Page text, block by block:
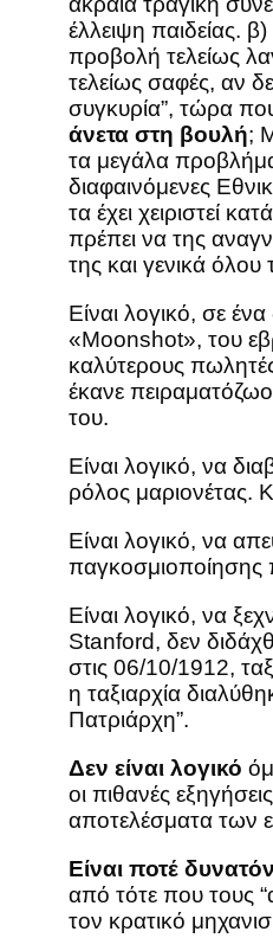
έλλειψη παιδείας.
προβολή τελείως
τελείως σαφές, αν
συγκυρία”, τώρα
άνετα στη βουλή;
τα μεγάλα
διαφαινόμενες
τα έχει χειριστεί
πρέπει να της
της και γενικά
Είναι λογικό, σε
«Moonshot», του
καλύτερους
έκανε
του.
Είναι λογικό, να
ρόλος μαριονέτας.
Είναι λογικό, να
παγκοσμιοποίησης
Είναι λογικό, να
Stanford, δεν
στις 06/10/1912,
η ταξιαρχία
Πατριάρχη”.
Δεν είναι λογικό
οι πιθανές
αποτελέσματα των
Είναι ποτέ
από τότε που τους
τον κρατικό